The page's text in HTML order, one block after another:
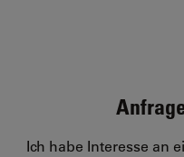
Ich habe Interesse an